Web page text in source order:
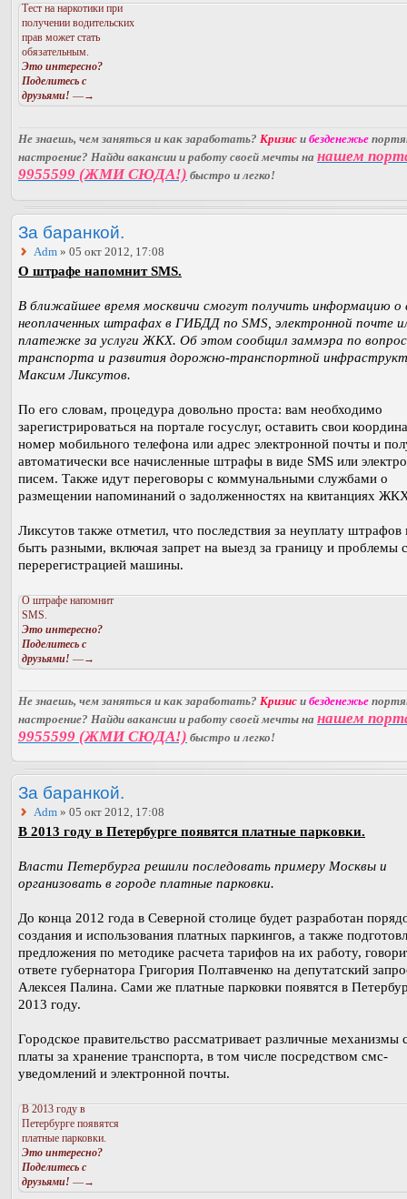
Тест на наркотики при
получении водительских
прав может стать
обязательным.
Это интересно?
Поделитесь с
друзьями! —→
Не знаешь, чем заняться и как заработать? Кризис и безденежье
настроение? Найди вакансии и работу своей мечты на нашем
9955599 (ЖМИ СЮДА!) быстро и легко!
За баранкой.
Adm » 05 окт 2012, 17:08
О штрафе напомнит SMS.
В ближайшее время москвичи смогут получить информацию о
неоплаченных штрафах в ГИБДД по SMS, электронной почте
платежке за услуги ЖКХ. Об этом сообщил заммэра по
транспорта и развития дорожно-транспортной
Максим Ликсутов.
По его словам, процедура довольно проста: вам необходимо
зарегистрироваться на портале госуслуг, оставить свои
номер мобильного телефона или адрес электронной почты и
автоматически все начисленные штрафы в виде SMS или
писем. Также идут переговоры с коммунальными службами о
размещении напоминаний о задолженностях на квитанциях
Ликсутов также отметил, что последствия за неуплату штрафов
быть разными, включая запрет на выезд за границу и проблемы с
перерегистрацией машины.
О штрафе напомнит
SMS.
Это интересно?
Поделитесь с
друзьями! —→
Не знаешь, чем заняться и как заработать? Кризис и безденежье
настроение? Найди вакансии и работу своей мечты на нашем
9955599 (ЖМИ СЮДА!) быстро и легко!
За баранкой.
Adm » 05 окт 2012, 17:08
В 2013 году в Петербурге появятся платные парковки.
Власти Петербурга решили последовать примеру Москвы и
организовать в городе платные парковки.
До конца 2012 года в Северной столице будет разработан
создания и использования платных паркингов, а также
предложения по методике расчета тарифов на их работу,
ответе губернатора Григория Полтавченко на депутатский
Алексея Палина. Сами же платные парковки появятся в
2013 году.
Городское правительство рассматривает различные механизмы
платы за хранение транспорта, в том числе посредством смс-
уведомлений и электронной почты.
В 2013 году в
Петербурге появятся
платные парковки.
Это интересно?
Поделитесь с
друзьями! —→